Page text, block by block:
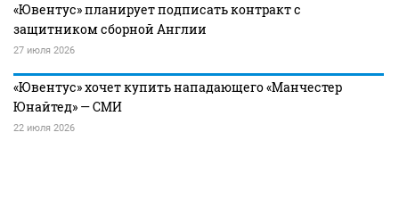
«Ювентус» планирует подписать контракт с
защитником сборной Англии
27 июля 2026
«Ювентус» хочет купить нападающего «Манчестер
Юнайтед» — СМИ
22 июля 2026